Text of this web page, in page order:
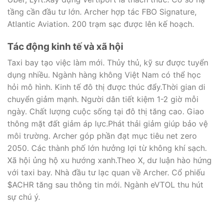
tầng cần đầu tư lớn. Archer hợp tác FBO Signature,
Atlantic Aviation. 200 trạm sạc được lên kế hoạch.
Tác động kinh tế và xã hội
Taxi bay tạo việc làm mới. Thủy thủ, kỹ sư được tuyển
dụng nhiều. Ngành hàng không Việt Nam có thể học
hỏi mô hình. Kinh tế đô thị được thúc đẩy.Thời gian di
chuyển giảm mạnh. Người dân tiết kiệm 1-2 giờ mỗi
ngày. Chất lượng cuộc sống tại đô thị tăng cao. Giao
thông mặt đất giảm áp lực.Phát thải giảm giúp bảo vệ
môi trường. Archer góp phần đạt mục tiêu net zero
2050. Các thành phố lớn hưởng lợi từ không khí sạch.
Xã hội ủng hộ xu hướng xanh.Theo X, dư luận hào hứng
với taxi bay. Nhà đầu tư lạc quan về Archer. Cổ phiếu
$ACHR tăng sau thông tin mới. Ngành eVTOL thu hút
sự chú ý.